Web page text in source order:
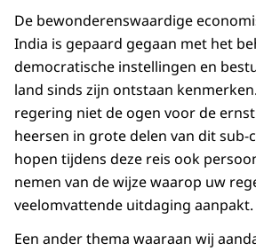
De bewonderenswaardige
India is gepaard gegaan met het
democratische instellingen en
land sinds zijn ontstaan
regering niet de ogen voor de
heersen in grote delen van dit sub-
hopen tijdens deze reis ook
nemen van de wijze waarop uw
veelomvattende uitdaging aanpakt.
Een ander thema waaraan wij